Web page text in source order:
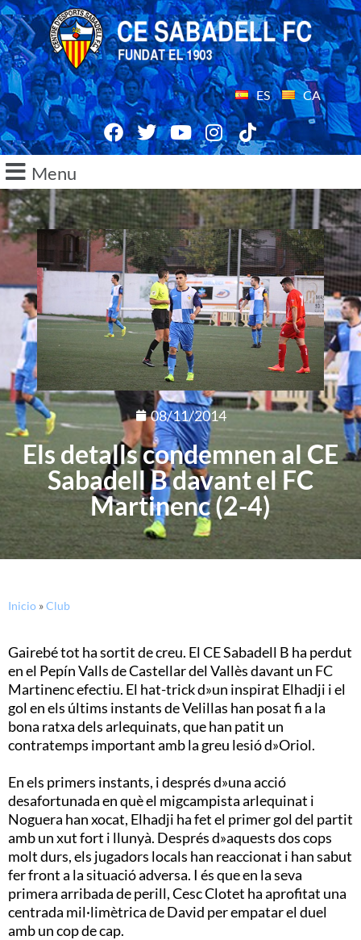
ES CA
Menu
08/11/2014
Els detalls condemnen al CE
Sabadell B davant el FC
Martinenc (2-4)
Inicio »Club
Gairebé tot ha sortit de creu. El CE Sabadell B ha perdut
en el Pepín Valls de Castellar del Vallès davant un FC
Martinenc efectiu. El hat-trick d»un inspirat Elhadji i el
gol en els últims instants de Velillas han posat fi a la
bona ratxa dels arlequinats, que han patit un
contratemps important amb la greu lesió d»Oriol.
En els primers instants, i després d»una acció
desafortunada en què el migcampista arlequinat i
Noguera han xocat, Elhadji ha fet el primer gol del partit
amb un xut fort i llunyà. Després d»aquests dos cops
molt durs, els jugadors locals han reaccionat i han sabut
fer front a la situació adversa. I és que en la seva
primera arribada de perill, Cesc Clotet ha aprofitat una
centrada mil·limètrica de David per empatar el duel
amb un cop de cap.